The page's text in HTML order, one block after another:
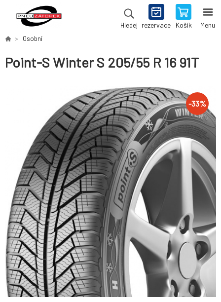
Hledej rezervace Košík Menu
Osobní
Point-S Winter S 205/55 R 16 91T
-33%